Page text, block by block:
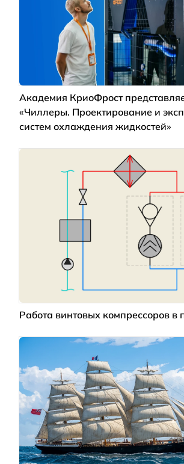
Академия КриоФрост
«Чиллеры. Проектирование и
систем охлаждения жидкостей»
Работа винтовых компрессоров в